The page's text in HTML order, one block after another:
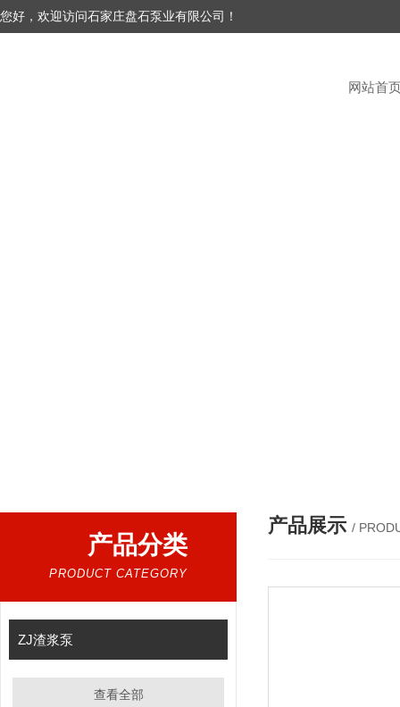
您好，欢迎访问石家庄盘石泵业有限公司！
网站首
产品分类
PRODUCT CATEGORY
ZJ渣浆泵
查看全部
产品展示 /